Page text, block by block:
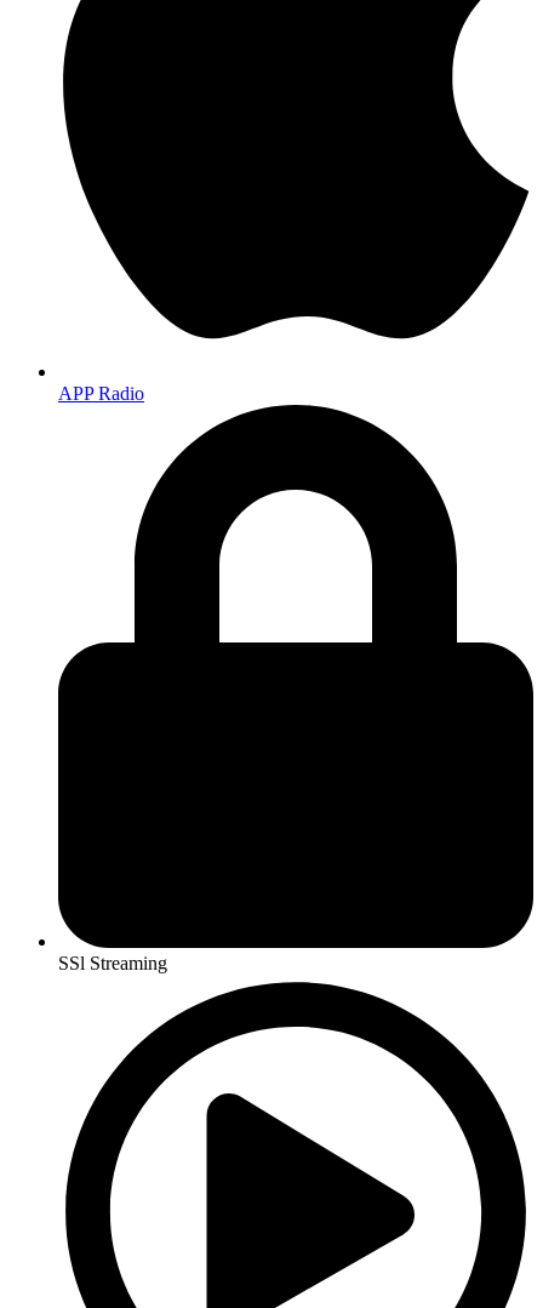
APP Radio
SSl Streaming